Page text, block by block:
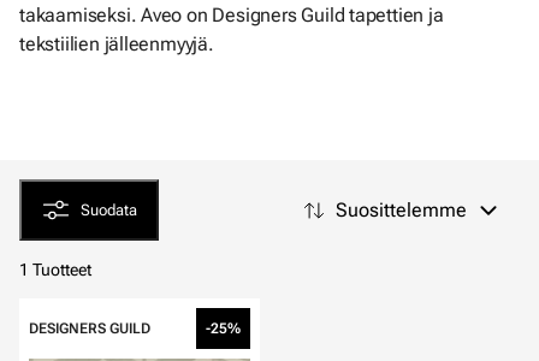
takaamiseksi. Aveo on Designers Guild tapettien ja
tekstiilien jälleenmyyjä.
Suodata Suosittelemme
1 Tuotteet
DESIGNERS GUILD -25%